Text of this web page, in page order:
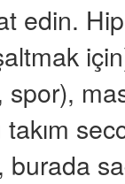
edin.
burada